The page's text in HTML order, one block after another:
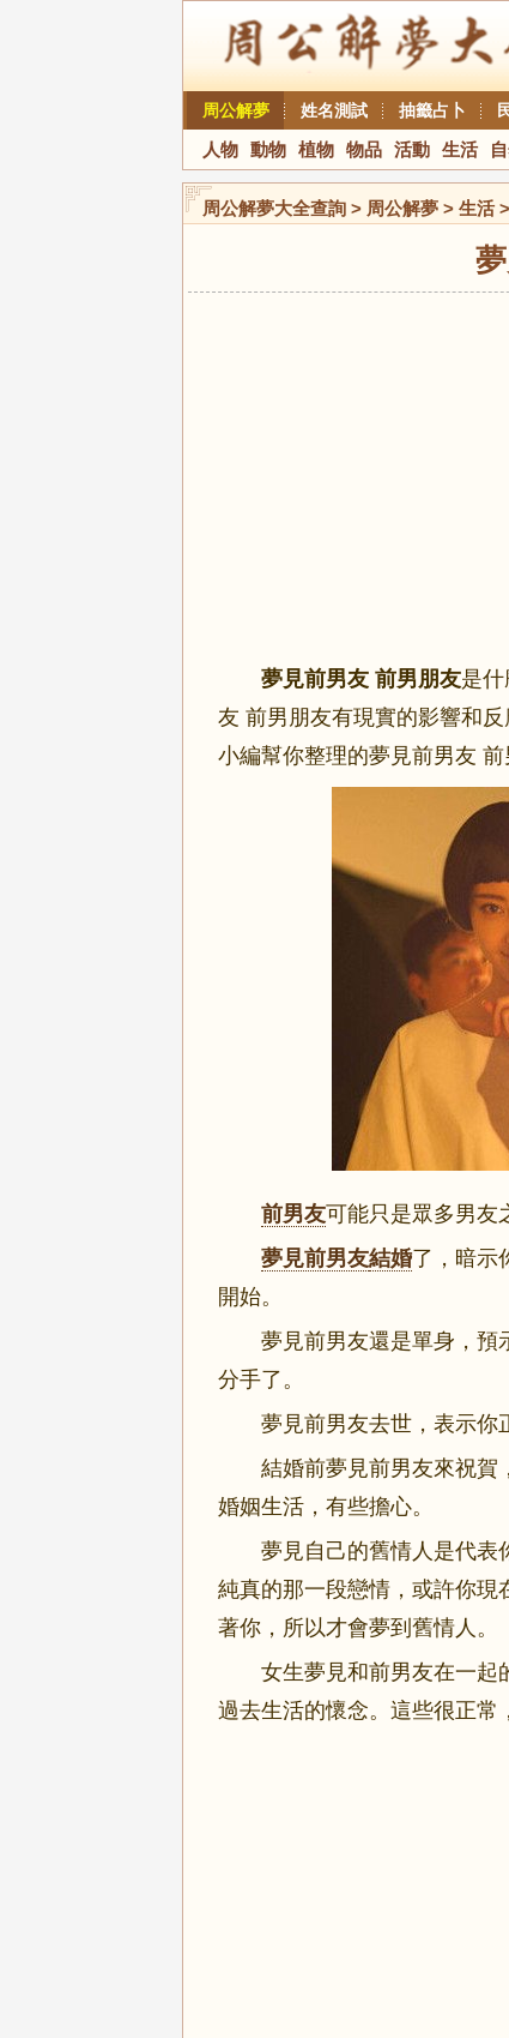
周公解夢
姓名測試 抽籤占卜
人物 動物 植物 物品 活動 生活
周公解夢大全查詢 > 周公解夢 > 生活>
夢見前男友 前男朋友是
友 前男朋友有現實的影響和
小編幫你整理的夢見前男友 前
前男友可能只是眾多男友
夢見前男友結婚了，暗示
開始。
夢見前男友還是單身，預
分手了。
夢見前男友去世，表示你正
結婚前夢見前男友來祝賀
婚姻生活，有些擔心。
夢見自己的舊情人是代表
純真的那一段戀情，或許你現
著你，所以才會夢到舊情人。
女生夢見和前男友在一起
過去生活的懷念。這些很正常